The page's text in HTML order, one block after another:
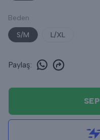
Beden
S/M
L/XL
Paylaş: